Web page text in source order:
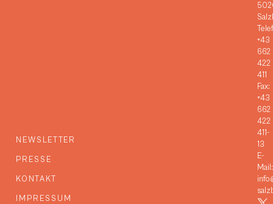
NEWSLETTER
PRESSE
KONTAKT
IMPRESSUM
+43
662
422
411
Fax:
+43
662
422
411-
13
E-
Mail: